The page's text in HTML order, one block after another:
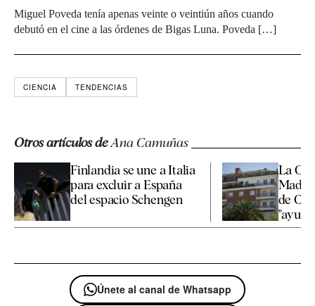
Miguel Poveda tenía apenas veinte o veintiún años cuando
debutó en el cine a las órdenes de Bigas Luna. Poveda […]
CIENCIA TENDENCIAS
Otros artículos deAna Camuñas
Finlandia se une a Italia
para excluir a España
del espacio Schengen
La
de
Únete al canal de Whatsapp